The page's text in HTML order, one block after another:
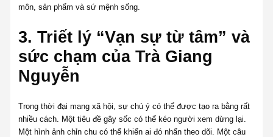
môn, sản phẩm và sứ mệnh sống.
3. Triết lý “Vạn sự từ tâm” và
sức chạm của Trà Giang
Nguyễn
Trong thời đại mạng xã hội, sự chú ý có thể được tạo ra bằng rất
nhiều cách. Một tiêu đề gây sốc có thể kéo người xem dừng lại.
Một hình ảnh chỉn chu có thể khiến ai đó nhấn theo dõi. Một câu